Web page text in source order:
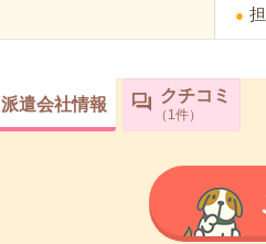
派遣会社情報 クチコミ
1 件